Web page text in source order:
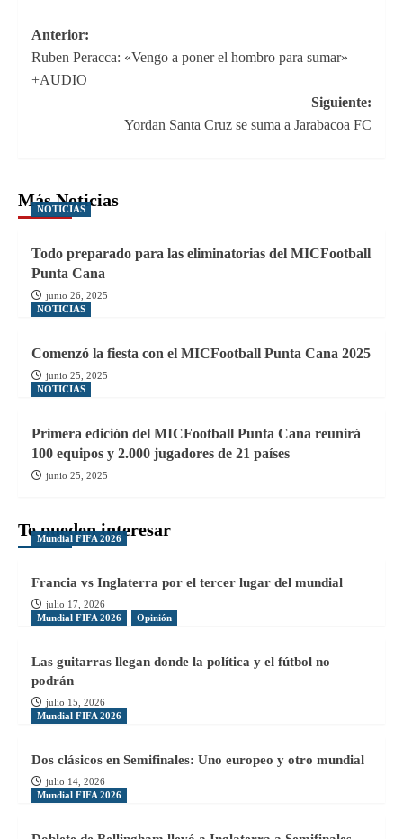
Navegación
de
Anterior:
Ruben Peracca: «Vengo a poner el hombro para sumar»
+AUDIO
Siguiente:
Yordan Santa Cruz se suma a Jarabacoa FC
Más Noticias
NOTICIAS
Todo preparado para las eliminatorias del MICFootball
Punta Cana
junio 26, 2025
NOTICIAS
Comenzó la fiesta con el MICFootball Punta Cana 2025
junio 25, 2025
NOTICIAS
Primera edición del MICFootball Punta Cana reunirá
100 equipos y 2.000 jugadores de 21 países
junio 25, 2025
Te pueden interesar
Mundial FIFA 2026
Francia vs Inglaterra por el tercer lugar del mundial
julio 17, 2026
Mundial FIFA 2026
Opinión
Las guitarras llegan donde la política y el fútbol no
podrán
julio 15, 2026
Mundial FIFA 2026
Dos clásicos en Semifinales: Uno europeo y otro mundial
julio 14, 2026
Mundial FIFA 2026